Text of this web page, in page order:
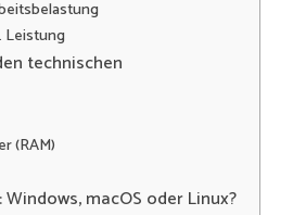
Leistung
technischen
(RAM)
macOS oder Linux?